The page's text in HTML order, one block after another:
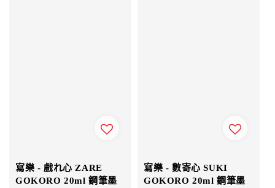
寫樂 - 戲れ心 ZARE
GOKORO 20ml 鋼筆墨
寫樂 - 數寄心 SUKI
GOKORO 20ml 鋼筆墨